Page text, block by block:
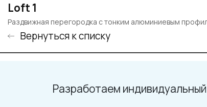
Loft 1
Раздвижная перегородка с тонким алюминиевым
Вернуться к списку
Разработаем